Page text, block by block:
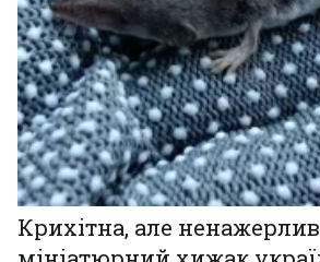
Крихітна, але